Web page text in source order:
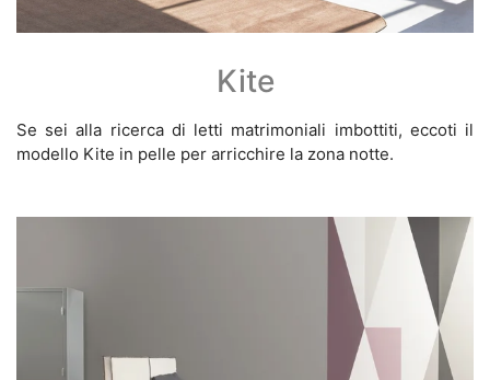
Kite
Se sei alla ricerca di letti matrimoniali imbottiti, eccoti il
modello Kite in pelle per arricchire la zona notte.